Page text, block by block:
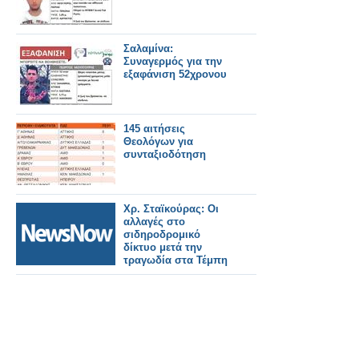
Σαλαμίνα:
Συναγερμός για την
εξαφάνιση 52χρονου
145 αιτήσεις
Θεολόγων για
συνταξιοδότηση
Χρ. Σταϊκούρας: Οι
αλλαγές στο
σιδηροδρομικό
δίκτυο μετά την
τραγωδία στα Τέμπη